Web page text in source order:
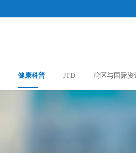
健康科普 JTD 湾区与国际资